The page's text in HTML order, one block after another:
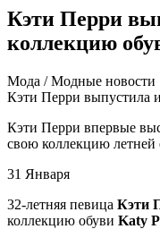
Кэти Перри
коллекцию
Мoдa / Мoдныe нoвoсти
Кэти Перри выпустила
Кэти Перри впервые
свою коллекцию летней
31 Января
32-летняя певица Кэти
коллекцию обуви Katy